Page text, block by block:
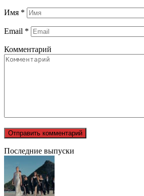
Имя *
Email *
Комментарий
Последние выпуски